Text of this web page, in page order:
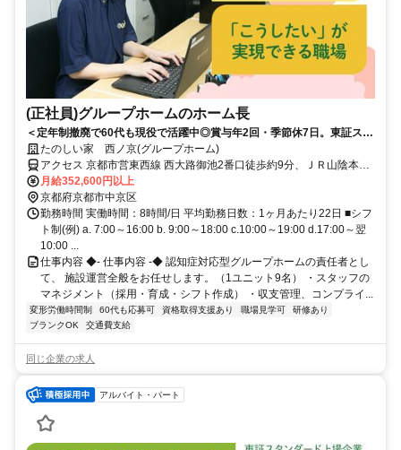
(正社員)グループホームのホーム長
＜定年制撤廃で60代も現役で活躍中◎賞与年2回・季節休7日。東証スタ
ンダード上場◎＞経験を評価！施設ごとに色を出せる、裁量あるグルー
プホーム
たのしい家 西ノ京(グループホーム)
アクセス 京都市営東西線 西大路御池2番口徒歩約9分、ＪＲ山陰本線
円町徒歩約10分、京都市営東西線 二条3番口徒歩約10分 JR・京都市
営地下鉄「二条」駅から徒歩約13分
月給352,600円以上
京都府京都市中京区
勤務時間 実働時間：8時間/日 平均勤務日数：1ヶ月あたり22日 ■シフ
ト制(例) a. 7:00～16:00 b. 9:00～18:00 c.10:00～19:00 d.17:00～翌
10:00 ...
仕事内容 ◆- 仕事内容 -◆ 認知症対応型グループホームの責任者とし
て、 施設運営全般をお任せします。（1ユニット9名） ・スタッフの
マネジメント（採用・育成・シフト作成） ・収支管理、コンプライ...
変形労働時間制 60代も応募可 資格取得支援あり 職場見学可
研修あり
ブランクOK
交通費支給
同じ企業の求人
アルバイト・パート